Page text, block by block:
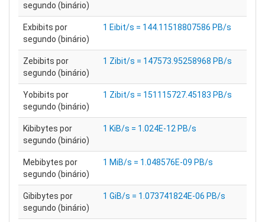
segundo (binário)
Exbibits por
segundo (binário)
1 Eibit/s = 144.11518807586 PB/s
Zebibits por
segundo (binário)
1 Zibit/s = 147573.95258968 PB/s
Yobibits por
segundo (binário)
1 Zibit/s = 151115727.45183 PB/s
Kibibytes por
segundo (binário)
1 KiB/s = 1.024E-12 PB/s
Mebibytes por
segundo (binário)
1 MiB/s = 1.048576E-09 PB/s
Gibibytes por
segundo (binário)
1 GiB/s = 1.073741824E-06 PB/s